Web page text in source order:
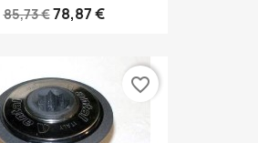
85,73 €78,87 €
favorite_border